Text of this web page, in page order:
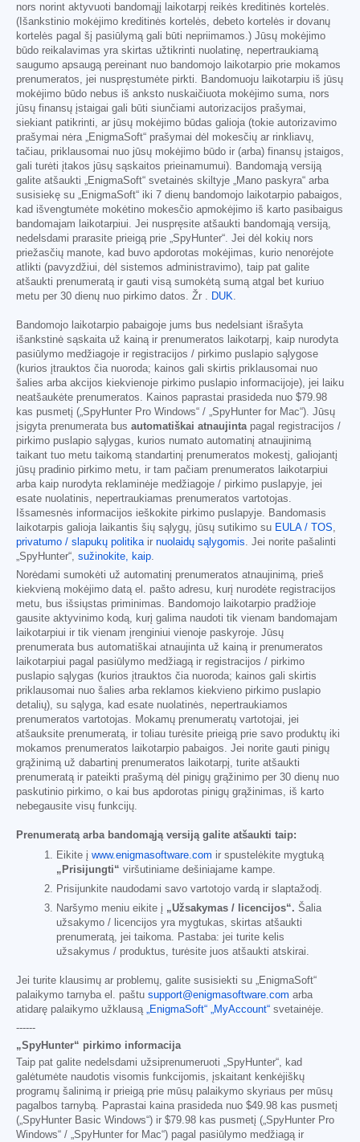
nors norint aktyvuoti bandomąjį laikotarpį reikės kreditinės kortelės.
(Išankstinio mokėjimo kreditinės kortelės, debeto kortelės ir dovanų
kortelės pagal šį pasiūlymą gali būti nepriimamos.) Jūsų mokėjimo
būdo reikalavimas yra skirtas užtikrinti nuolatinę, nepertraukiamą
saugumo apsaugą pereinant nuo bandomojo laikotarpio prie mokamos
prenumeratos, jei nuspręstumėte pirkti. Bandomuoju laikotarpiu iš jūsų
mokėjimo būdo nebus iš anksto nuskaičiuota mokėjimo suma, nors
jūsų finansų įstaigai gali būti siunčiami autorizacijos prašymai,
siekiant patikrinti, ar jūsų mokėjimo būdas galioja (tokie autorizavimo
prašymai nėra „EnigmaSoft“ prašymai dėl mokesčių ar rinkliavų,
tačiau, priklausomai nuo jūsų mokėjimo būdo ir (arba) finansų įstaigos,
gali turėti įtakos jūsų sąskaitos prieinamumui). Bandomąją versiją
galite atšaukti „EnigmaSoft“ svetainės skiltyje „Mano paskyra“ arba
susisiekę su „EnigmaSoft“ iki 7 dienų bandomojo laikotarpio pabaigos,
kad išvengtumėte mokėtino mokesčio apmokėjimo iš karto pasibaigus
bandomajam laikotarpiui. Jei nuspręsite atšaukti bandomąją versiją,
nedelsdami prarasite prieigą prie „SpyHunter“. Jei dėl kokių nors
priežasčių manote, kad buvo apdorotas mokėjimas, kurio nenorėjote
atlikti (pavyzdžiui, dėl sistemos administravimo), taip pat galite
atšaukti prenumeratą ir gauti visą sumokėtą sumą atgal bet kuriuo
metu per 30 dienų nuo pirkimo datos. Žr . DUK.
Bandomojo laikotarpio pabaigoje jums bus nedelsiant išrašyta
išankstinė sąskaita už kainą ir prenumeratos laikotarpį, kaip nurodyta
pasiūlymo medžiagoje ir registracijos / pirkimo puslapio sąlygose
(kurios įtrauktos čia nuoroda; kainos gali skirtis priklausomai nuo
šalies arba akcijos kiekvienoje pirkimo puslapio informacijoje), jei laiku
neatšaukėte prenumeratos. Kainos paprastai prasideda nuo $79.98
kas pusmetį („SpyHunter Pro Windows“ / „SpyHunter for Mac“). Jūsų
įsigyta prenumerata bus automatiškai atnaujintapagal registracijos /
pirkimo puslapio sąlygas, kurios numato automatinį atnaujinimą
taikant tuo metu taikomą standartinį prenumeratos mokestį, galiojantį
jūsų pradinio pirkimo metu, ir tam pačiam prenumeratos laikotarpiui
arba kaip nurodyta reklaminėje medžiagoje / pirkimo puslapyje, jei
esate nuolatinis, nepertraukiamas prenumeratos vartotojas.
Išsamesnės informacijos ieškokite pirkimo puslapyje. Bandomasis
laikotarpis galioja laikantis šių sąlygų, jūsų sutikimo su EULA / TOS,
privatumo / slapukų politikair nuolaidų sąlygomis. Jei norite pašalinti
„SpyHunter“, sužinokite, kaip.
Norėdami sumokėti už automatinį prenumeratos atnaujinimą, prieš
kiekvieną mokėjimo datą el. pašto adresu, kurį nurodėte registracijos
metu, bus išsiųstas priminimas. Bandomojo laikotarpio pradžioje
gausite aktyvinimo kodą, kurį galima naudoti tik vienam bandomajam
laikotarpiui ir tik vienam įrenginiui vienoje paskyroje. Jūsų
prenumerata bus automatiškai atnaujinta už kainą ir prenumeratos
laikotarpiui pagal pasiūlymo medžiagą ir registracijos / pirkimo
puslapio sąlygas (kurios įtrauktos čia nuoroda; kainos gali skirtis
priklausomai nuo šalies arba reklamos kiekvieno pirkimo puslapio
detalių), su sąlyga, kad esate nuolatinės, nepertraukiamos
prenumeratos vartotojas. Mokamų prenumeratų vartotojai, jei
atšauksite prenumeratą, ir toliau turėsite prieigą prie savo produktų iki
mokamos prenumeratos laikotarpio pabaigos. Jei norite gauti pinigų
grąžinimą už dabartinį prenumeratos laikotarpį, turite atšaukti
prenumeratą ir pateikti prašymą dėl pinigų grąžinimo per 30 dienų nuo
paskutinio pirkimo, o kai bus apdorotas pinigų grąžinimas, iš karto
nebegausite visų funkcijų.
Prenumeratą arba bandomąją versiją galite atšaukti taip:
Eikite į www.enigmasoftware.com ir spustelėkite mygtuką
„Prisijungti“ viršutiniame dešiniajame kampe.
Prisijunkite naudodami savo vartotojo vardą ir slaptažodį.
Naršymo meniu eikite į „Užsakymas / licencijos“. Šalia
užsakymo / licencijos yra mygtukas, skirtas atšaukti
prenumeratą, jei taikoma. Pastaba: jei turite kelis
užsakymus / produktus, turėsite juos atšaukti atskirai.
Jei turite klausimų ar problemų, galite susisiekti su „EnigmaSoft“
palaikymo tarnyba el. paštu support@enigmasoftware.com arba
atidarę palaikymo užklausą „EnigmaSoft“ „MyAccount“ svetainėje.
------
„SpyHunter“ pirkimo informacija
Taip pat galite nedelsdami užsiprenumeruoti „SpyHunter“, kad
galėtumėte naudotis visomis funkcijomis, įskaitant kenkėjiškų
programų šalinimą ir prieigą prie mūsų palaikymo skyriaus per mūsų
pagalbos tarnybą. Paprastai kaina prasideda nuo $49.98 kas pusmetį
(„SpyHunter Basic Windows“) ir $79.98 kas pusmetį („SpyHunter Pro
Windows“ / „SpyHunter for Mac“) pagal pasiūlymo medžiagą ir